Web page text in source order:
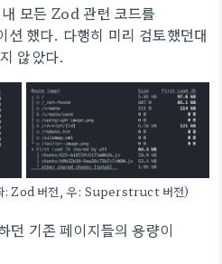
모든 Zod 관련 코드를
했다. 다행히 미리 검토했던대
않았다.
: Zod 버전, 우: Superstruct 버전)
던 기존 페이지들의 용량이